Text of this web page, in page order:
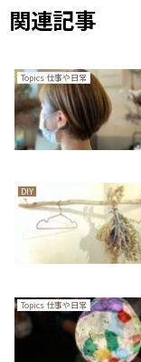
関連記事
Topics 仕事や日常
DIY
Topics 仕事や日常